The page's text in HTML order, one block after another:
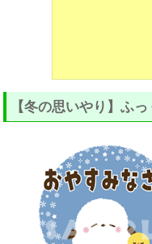
【冬の思いやり】ふ